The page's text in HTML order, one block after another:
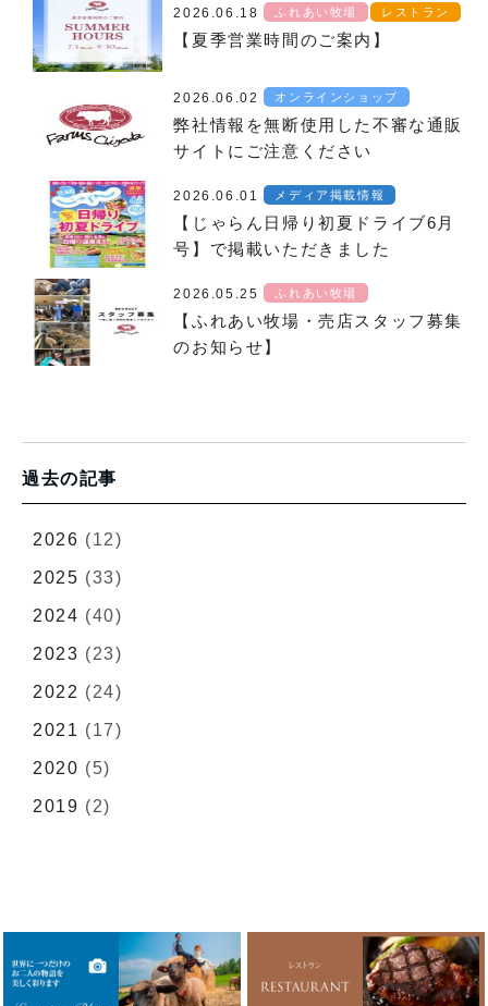
2026.06.18 ふれあい牧場 レストラン
【夏季営業時間のご案内】
2026.06.02 オンラインショップ
弊社情報を無断使用した不審な通販
サイトにご注意ください
2026.06.01 メディア掲載情報
【じゃらん日帰り初夏ドライブ6月
号】で掲載いただきました
2026.05.25 ふれあい牧場
【ふれあい牧場・売店スタッフ募集
のお知らせ】
過去の記事
2026 (12)
2025 (33)
2024 (40)
2023 (23)
2022 (24)
2021 (17)
2020 (5)
2019 (2)